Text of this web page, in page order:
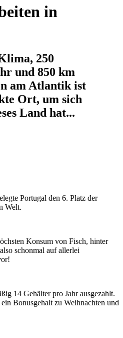
in
250
und 850 km
am Atlantik ist
Ort, um sich
Land hat...
Portugal den 6. Platz der
Welt.
Konsum von Fisch, hinter
schonmal auf allerlei
14 Gehälter pro Jahr ausgezahlt.
Bonusgehalt zu Weihnachten und